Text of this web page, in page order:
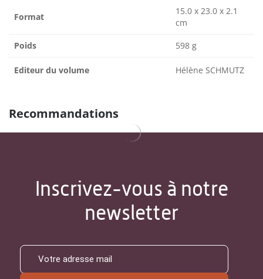
Format
15.0 x 23.0 x 2.1
cm
Poids 598 g
Editeur du volume Hélène SCHMUTZ
Recommandations
Inscrivez-vous à notre
newsletter